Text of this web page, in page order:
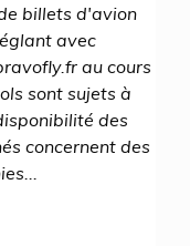
billets d'avion
avec
au cours
sont sujets à
des
concernent des